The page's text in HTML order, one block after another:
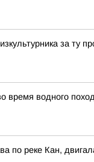
за ту
время водного
по реке Кан,